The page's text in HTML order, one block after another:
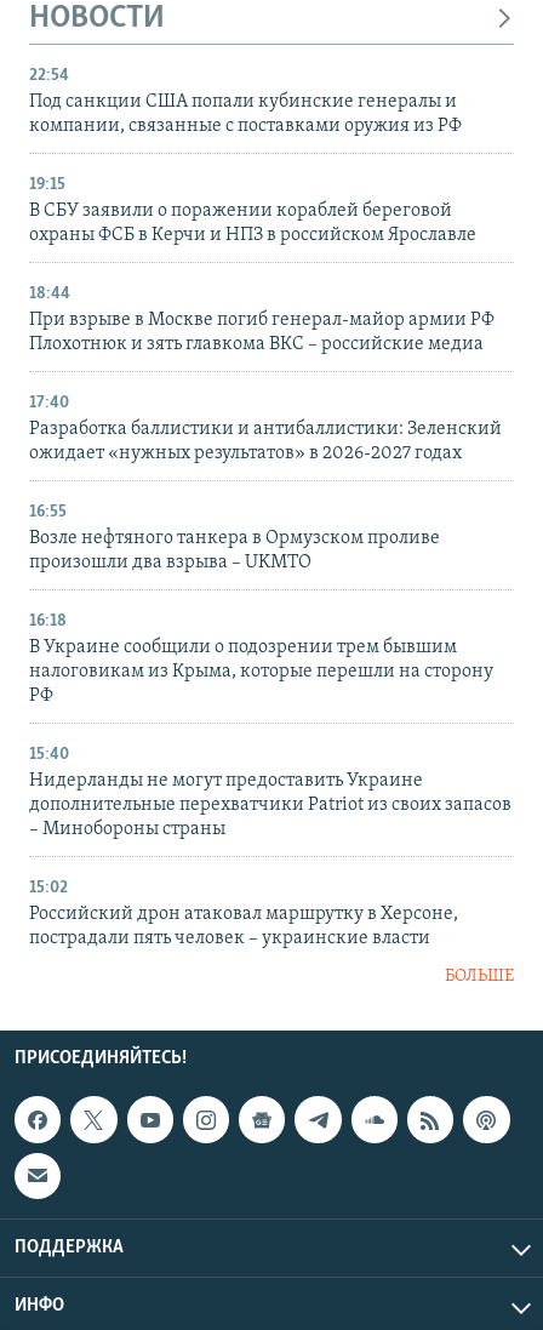
НОВОСТИ
22:54
Под санкции США попали кубинские генералы и
компании, связанные с поставками оружия из РФ
19:15
В СБУ заявили о поражении кораблей береговой
охраны ФСБ в Керчи и НПЗ в российском Ярославле
18:44
При взрыве в Москве погиб генерал-майор армии РФ
Плохотнюк и зять главкома ВКС – российские медиа
17:40
Разработка баллистики и антибаллистики: Зеленский
ожидает «нужных результатов» в 2026-2027 годах
16:55
Возле нефтяного танкера в Ормузском проливе
произошли два взрыва – UKMTO
16:18
В Украине сообщили о подозрении трем бывшим
налоговикам из Крыма, которые перешли на сторону
РФ
15:40
Нидерланды не могут предоставить Украине
дополнительные перехватчики Patriot из своих запасов
– Минобороны страны
15:02
Российский дрон атаковал маршрутку в Херсоне,
пострадали пять человек – украинские власти
БОЛЬШЕ
ПРИСОЕДИНЯЙТЕСЬ!
ПОДДЕРЖКА
ИНФО